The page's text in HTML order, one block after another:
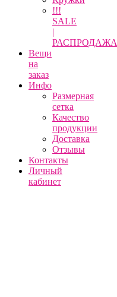
!!!
SALE
|
РАСПРОДАЖА
Вещи
на
заказ
Инфо
Размерная
сетка
Качество
продукции
Доставка
Отзывы
Контакты
Личный
кабинет